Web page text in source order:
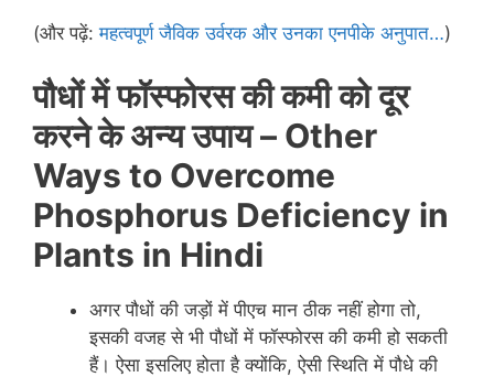
(और पढ़ें:महत्वपूर्ण जैविक उर्वरक और उनका एनपीके अनुपात…)
पौधों में फॉस्फोरस की कमी को दूर
करने के अन्य उपाय – Other
Ways to Overcome
Phosphorus Deficiency in
Plants in Hindi
अगर पौधों की जड़ों में पीएच मान ठीक नहीं होगा तो,
इसकी वजह से भी पौधों में फॉस्फोरस की कमी हो सकती
हैं। ऐसा इसलिए होता है क्योंकि, ऐसी स्थिति में पौधे की